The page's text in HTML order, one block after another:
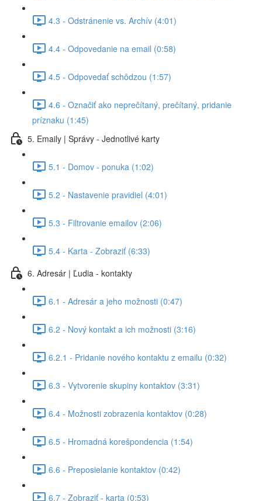
4.3 - Odstránenie vs. Archív (4:01)
4.4 - Odpovedanie na email (0:58)
4.5 - Odpovedať schôdzou (1:57)
4.6 - Označiť ako neprečítaný, prečítaný, pridanie
príznaku (1:45)
5. Emaily | Správy - Jednotlivé karty
5.1 - Domov - ponuka (1:02)
5.2 - Nastavenie pravidiel (4:01)
5.3 - Filtrovanie emailov (2:06)
5.4 - Karta - Zobraziť (6:33)
6. Adresár | Ľudia - kontakty
6.1 - Adresár a jeho možnosti (0:47)
6.2 - Nový kontakt a ich možnosti (3:16)
6.2.1 - Pridanie nového kontaktu z emailu (0:32)
6.3 - Vytvorenie skupiny kontaktov (3:31)
6.4 - Možnosti zobrazenia kontaktov (0:28)
6.5 - Hromadná korešpondencia (1:54)
6.6 - Preposielanie kontaktov (0:42)
6.7 - Zobraziť - karta (0:53)